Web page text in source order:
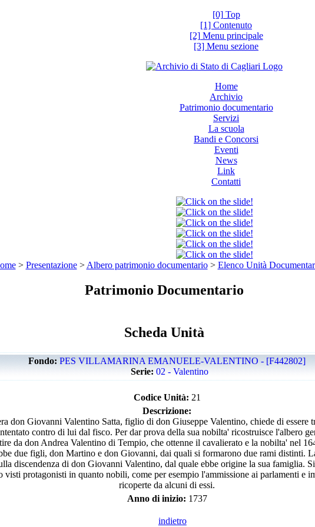
[0] Top
[1] Contenuto
[2] Menu principale
[3] Menu sezione
Home
Archivio
Patrimonio documentario
Servizi
La scuola
Bandi e Concorsi
Eventi
News
Link
Contatti
> Presentazione> Albero patrimonio documentario> Elenco Unità
Patrimonio Documentario
Scheda Unità
Fondo:PES VILLAMARINA EMANUELE-VALENTINO - [F442802]
Serie: 02 - Valentino
Codice Unità: 21
Descrizione:
don Giovanni Valentino Satta, figlio di don Giuseppe Valentino, chiede di essere
contro di lui dal fisco. Per dar prova della sua nobilta' ricostruisce l'albero
da don Andrea Valentino di Tempio, che ottenne il cavalierato e la nobilta' nel
due figli, don Martino e don Giovanni, dai quali si formarono due rami distinti.
discendenza di don Giovanni Valentino, dal quale ebbe origine la sua famiglia.
visti protagonisti in quanto nobili, come per esempio l'ammissione ai parlamenti e
ricoperte da alcuni di essi.
Anno di inizio: 1737
indietro